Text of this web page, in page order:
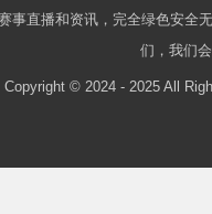
直播和资讯，完全绿色安
们，我们
Copyright © 2024 - 2025 All